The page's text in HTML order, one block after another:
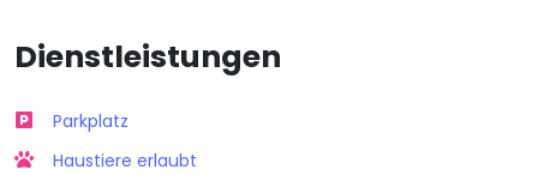
Dienstleistungen
Parkplatz
Haustiere erlaubt